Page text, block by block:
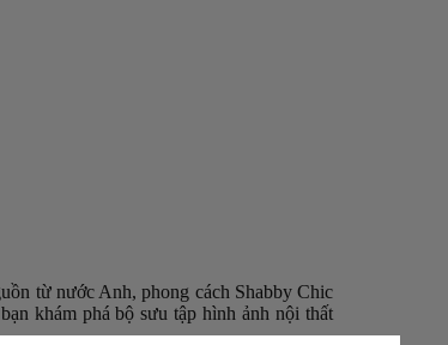
từ nước Anh, phong cách Shabby Chic
khám phá bộ sưu tập hình ảnh nội thất